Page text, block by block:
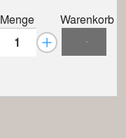
Menge Warenkorb